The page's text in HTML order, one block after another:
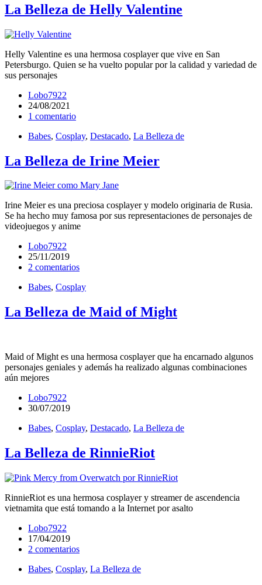
La Belleza de Helly Valentine
Helly Valentine es una hermosa cosplayer que vive en San
Petersburgo. Quien se ha vuelto popular por la calidad y variedad de
sus personajes
Lobo7922
24/08/2021
1 comentario
Babes, Cosplay, Destacado, La Belleza de
La Belleza de Irine Meier
Irine Meier es una preciosa cosplayer y modelo originaria de Rusia.
Se ha hecho muy famosa por sus representaciones de personajes de
videojuegos y anime
Lobo7922
25/11/2019
2 comentarios
Babes, Cosplay
La Belleza de Maid of Might
Maid of Might es una hermosa cosplayer que ha encarnado algunos
personajes geniales y además ha realizado algunas combinaciones
aún mejores
Lobo7922
30/07/2019
Babes, Cosplay, Destacado, La Belleza de
La Belleza de RinnieRiot
RinnieRiot es una hermosa cosplayer y streamer de ascendencia
vietnamita que está tomando a la Internet por asalto
Lobo7922
17/04/2019
2 comentarios
Babes, Cosplay, La Belleza de